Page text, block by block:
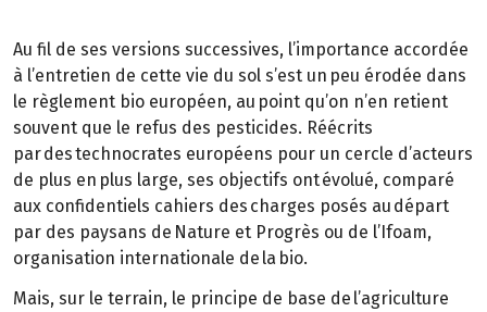
Au fil de ses versions successives, l’importance accordée
à l’entretien de cette vie du sol s’est un peu érodée dans
le règlement bio européen, au point qu’on n’en retient
souvent que le refus des pesticides. Réécrits
par des technocrates européens pour un cercle d’acteurs
de plus en plus large, ses objectifs ont évolué, comparé
aux confidentiels cahiers des charges posés au départ
par des paysans de Nature et Progrès ou de l’Ifoam,
organisation internationale de la bio.
Mais, sur le terrain, le principe de base de l’agriculture